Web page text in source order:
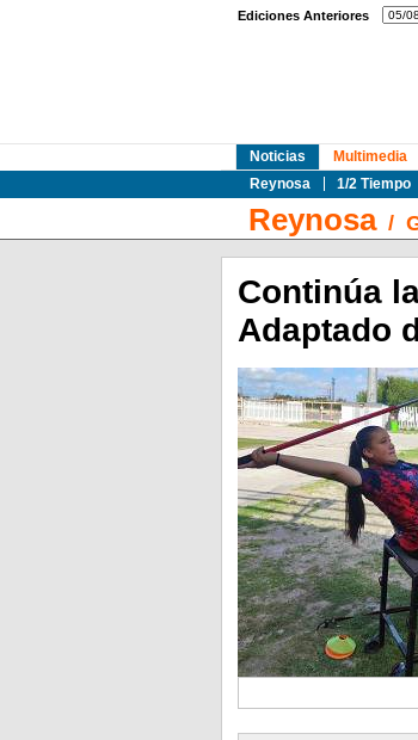
Ediciones Anteriores
Noticias
Reynosa
1/2 Tiempo
Multimedia
Reynosa/
Continúa
Adaptado